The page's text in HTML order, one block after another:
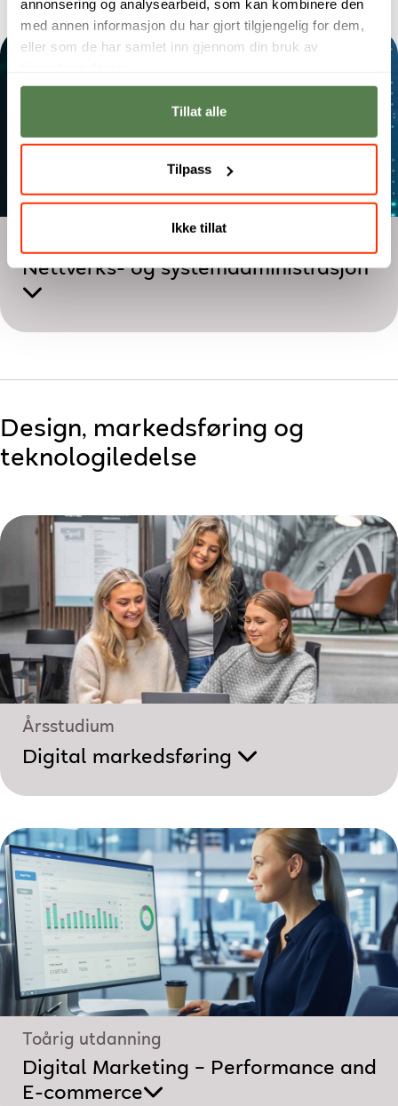
annonsering og analysearbeid, som kan kombinere den
med annen informasjon du har gjort tilgjengelig for dem,
eller som de har samlet inn gjennom din bruk av
Tillat alle
Tilpass
Ikke tillat
Nettverks- og system­administrasjon
Design, markedsføring og
teknologiledelse
Årsstudium
Digital markedsføring
Toårig utdanning
Digital Marketing – Performance and
E-commerce